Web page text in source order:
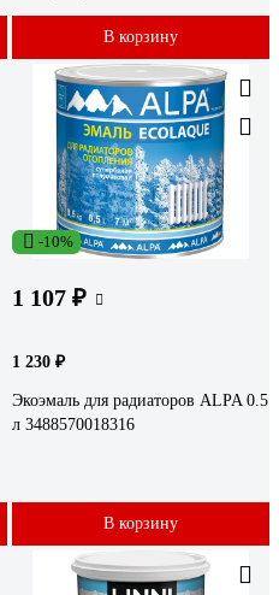
В корзину
-10%
1 107 ₽
1 230 ₽
Экоэмаль для радиаторов ALPA 0.5
л 3488570018316
В корзину